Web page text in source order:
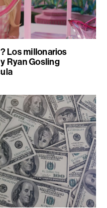
Los millonarios
Ryan Gosling